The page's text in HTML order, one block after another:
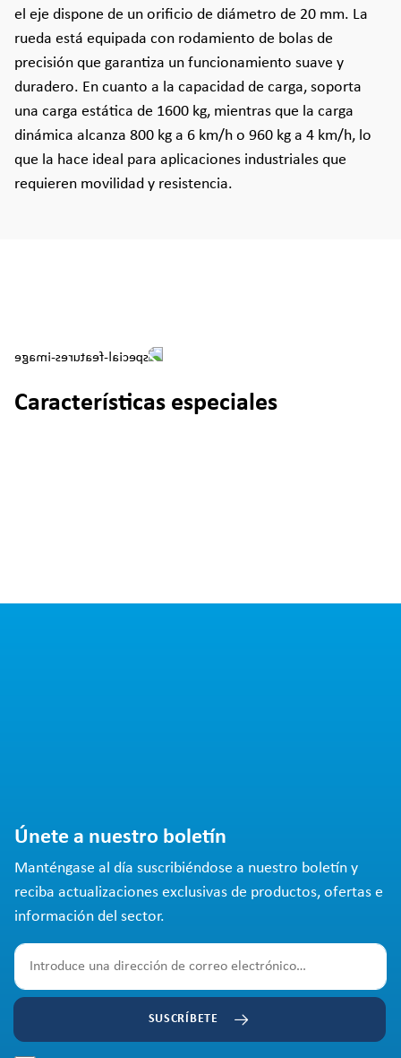
el eje dispone de un orificio de diámetro de 20 mm. La
rueda está equipada con rodamiento de bolas de
precisión que garantiza un funcionamiento suave y
duradero. En cuanto a la capacidad de carga, soporta
una carga estática de 1600 kg, mientras que la carga
dinámica alcanza 800 kg a 6 km/h o 960 kg a 4 km/h, lo
que la hace ideal para aplicaciones industriales que
requieren movilidad y resistencia.
Características especiales
Únete a nuestro boletín
Manténgase al día suscribiéndose a nuestro boletín y
reciba actualizaciones exclusivas de productos, ofertas e
información del sector.
SUSCRÍBETE